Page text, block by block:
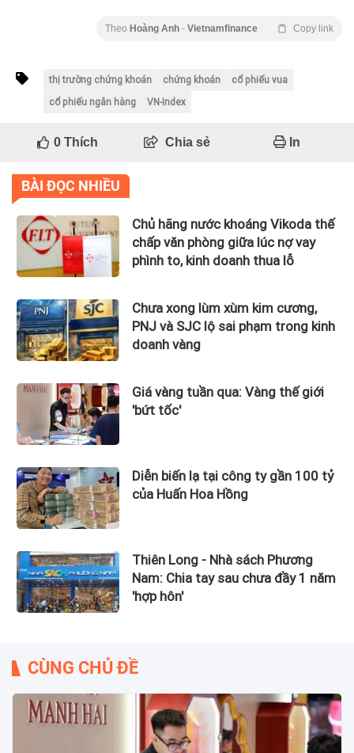
Theo Hoàng Anh - Vietnamfinance Copy link
thị trường chứng khoán chứng khoán
cổ phiếu vua
cổ phiếu ngân hàng
VN-Index
0Thích Chia sẻ In
BÀI ĐỌC NHIỀU
Chủ hãng nước khoáng Vikoda thế
chấp văn phòng giữa lúc nợ vay
phình to, kinh doanh thua lỗ
Chưa xong lùm xùm kim cương,
PNJ và SJC lộ sai phạm trong kinh
doanh vàng
Giá vàng tuần qua: Vàng thế giới
'bứt tốc'
Diễn biến lạ tại công ty gần 100 tỷ
của Huấn Hoa Hồng
Thiên Long - Nhà sách Phương
Nam: Chia tay sau chưa đầy 1 năm
'hợp hôn'
CÙNG CHỦ ĐỀ